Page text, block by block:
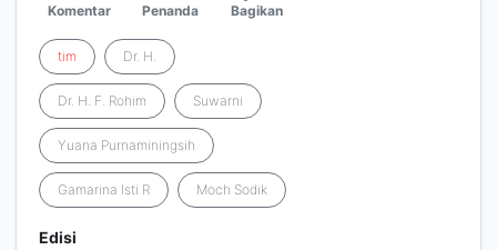
Komentar Penanda Bagikan
tim Dr. H.
Dr. H. F. Rohim Suwarni
Yuana Purnaminingsih
Gamarina Isti R Moch Sodik
Edisi